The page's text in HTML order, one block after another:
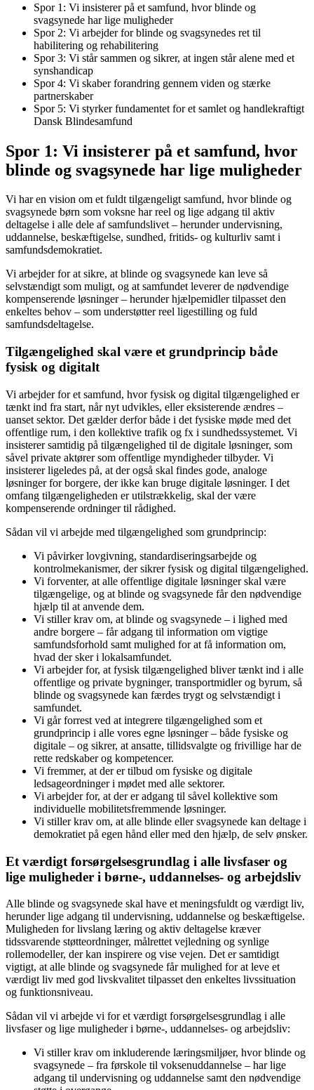
Spor 1: Vi insisterer på et samfund, hvor blinde og
svagsynede har lige muligheder
Spor 2: Vi arbejder for blinde og svagsynedes ret til
habilitering og rehabilitering
Spor 3: Vi står sammen og sikrer, at ingen står alene med et
synshandicap
Spor 4: Vi skaber forandring gennem viden og stærke
partnerskaber
Spor 5: Vi styrker fundamentet for et samlet og handlekraftigt
Dansk Blindesamfund
Spor 1: Vi insisterer på et samfund, hvor
blinde og svagsynede har lige muligheder
Vi har en vision om et fuldt tilgængeligt samfund, hvor blinde og
svagsynede børn som voksne har reel og lige adgang til aktiv
deltagelse i alle dele af samfundslivet – herunder undervisning,
uddannelse, beskæftigelse, sundhed, fritids- og kulturliv samt i
samfundsdemokratiet.
Vi arbejder for at sikre, at blinde og svagsynede kan leve så
selvstændigt som muligt, og at samfundet leverer de nødvendige
kompenserende løsninger – herunder hjælpemidler tilpasset den
enkeltes behov – som understøtter reel ligestilling og fuld
samfundsdeltagelse.
Tilgængelighed skal være et grundprincip både
fysisk og digitalt
Vi arbejder for et samfund, hvor fysisk og digital tilgængelighed er
tænkt ind fra start, når nyt udvikles, eller eksisterende ændres –
uanset sektor. Det gælder derfor både i det fysiske møde med det
offentlige rum, i den kollektive trafik og fx i sundhedssystemet. Vi
insisterer samtidig på tilgængelighed til de digitale løsninger, som
såvel private aktører som offentlige myndigheder tilbyder. Vi
insisterer ligeledes på, at der også skal findes gode, analoge
løsninger for borgere, der ikke kan bruge digitale løsninger. I det
omfang tilgængeligheden er utilstrækkelig, skal der være
kompenserende ordninger til rådighed.
Sådan vil vi arbejde med tilgængelighed som grundprincip:
Vi påvirker lovgivning, standardiseringsarbejde og
kontrolmekanismer, der sikrer fysisk og digital tilgængelighed.
Vi forventer, at alle offentlige digitale løsninger skal være
tilgængelige, og at blinde og svagsynede får den nødvendige
hjælp til at anvende dem.
Vi stiller krav om, at blinde og svagsynede – i lighed med
andre borgere – får adgang til information om vigtige
samfundsforhold samt mulighed for at få information om,
hvad der sker i lokalsamfundet.
Vi arbejder for, at fysisk tilgængelighed bliver tænkt ind i alle
offentlige og private bygninger, transportmidler og byrum, så
blinde og svagsynede kan færdes trygt og selvstændigt i
samfundet.
Vi går forrest ved at integrere tilgængelighed som et
grundprincip i alle vores egne løsninger – både fysiske og
digitale – og sikrer, at ansatte, tillidsvalgte og frivillige har de
rette redskaber og kompetencer.
Vi fremmer, at der er tilbud om fysiske og digitale
ledsageordninger i mødet med alle sektorer.
Vi arbejder for, at der er adgang til såvel kollektive som
individuelle mobilitetsfremmende løsninger.
Vi stiller krav om, at alle blinde eller svagsynede kan deltage i
demokratiet på egen hånd eller med den hjælp, de selv ønsker.
Et værdigt forsørgelsesgrundlag i alle livsfaser og
lige muligheder i børne-, uddannelses- og arbejdsliv
Alle blinde og svagsynede skal have et meningsfuldt og værdigt liv,
herunder lige adgang til undervisning, uddannelse og beskæftigelse.
Muligheden for livslang læring og aktiv deltagelse kræver
tidssvarende støtteordninger, målrettet vejledning og synlige
rollemodeller, der kan inspirere og vise vejen. Det er samtidigt
vigtigt, at alle blinde og svagsynede får mulighed for at leve et
værdigt liv med god livskvalitet tilpasset den enkeltes livssituation
og funktionsniveau.
Sådan vil vi arbejde vi for et værdigt forsørgelsesgrundlag i alle
livsfaser og lige muligheder i børne-, uddannelses- og arbejdsliv:
Vi stiller krav om inkluderende læringsmiljøer, hvor blinde og
svagsynede – fra førskole til voksenuddannelse – har lige
adgang til undervisning og uddannelse samt den nødvendige